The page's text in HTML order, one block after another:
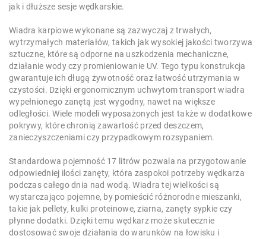
jak i dłuższe sesje wędkarskie.
Wiadra karpiowe wykonane są zazwyczaj z trwałych,
wytrzymałych materiałów, takich jak wysokiej jakości tworzywa
sztuczne, które są odporne na uszkodzenia mechaniczne,
działanie wody czy promieniowanie UV. Tego typu konstrukcja
gwarantuje ich długą żywotność oraz łatwość utrzymania w
czystości. Dzięki ergonomicznym uchwytom transport wiadra
wypełnionego zanętą jest wygodny, nawet na większe
odległości. Wiele modeli wyposażonych jest także w dodatkowe
pokrywy, które chronią zawartość przed deszczem,
zanieczyszczeniami czy przypadkowym rozsypaniem.
Standardowa pojemność 17 litrów pozwala na przygotowanie
odpowiedniej ilości zanęty, która zaspokoi potrzeby wędkarza
podczas całego dnia nad wodą. Wiadra tej wielkości są
wystarczająco pojemne, by pomieścić różnorodne mieszanki,
takie jak pellety, kulki proteinowe, ziarna, zanęty sypkie czy
płynne dodatki. Dzięki temu wędkarz może skutecznie
dostosować swoje działania do warunków na łowisku i